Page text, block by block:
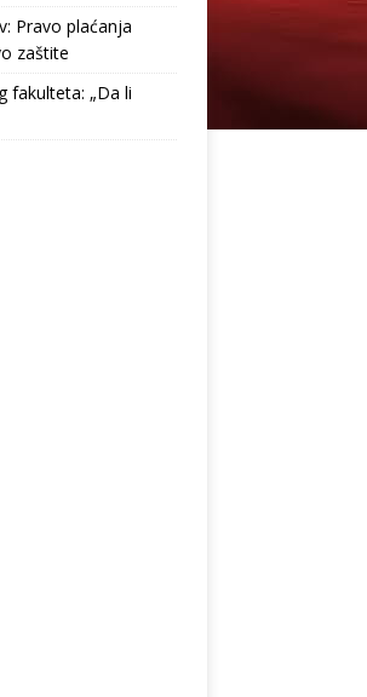
Pravo plaćanja
zaštite
fakulteta: „Da li